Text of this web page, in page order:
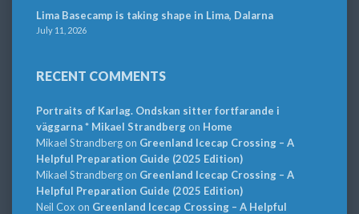
Lima Basecamp is taking shape in Lima, Dalarna
July 11, 2026
RECENT COMMENTS
Portraits of Karlag. Ondskan sitter fortfarande i
väggarna * Mikael Strandbergon Home
Mikael Strandbergon Greenland Icecap Crossing – A
Helpful Preparation Guide (2025 Edition)
Mikael Strandbergon Greenland Icecap Crossing – A
Helpful Preparation Guide (2025 Edition)
Neil Cox on Greenland Icecap Crossing – A Helpful